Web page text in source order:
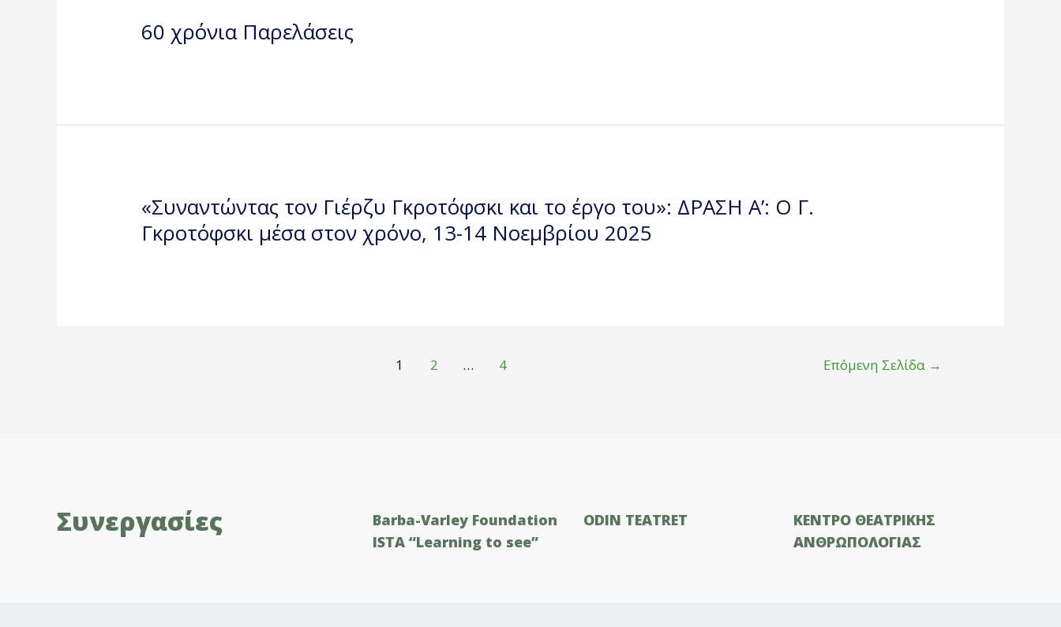
60 χρόνια Παρελάσεις
«Συναντώντας τον Γιέρζυ Γκροτόφσκι και το έργο του»: ΔΡΑΣΗ Α’: Ο Γ.
Γκροτόφσκι μέσα στον χρόνο, 13-14 Νοεμβρίου 2025
1 2 … 4 Επόμενη Σελίδα →
Συνεργασίες
Barba-Varley Foundation
ISTΑ “Learning to see”
ODIN TEATRET
ΚΕΝΤΡΟ ΘΕΑΤΡΙΚΗΣ
ΑΝΘΡΩΠΟΛΟΓΙΑΣ